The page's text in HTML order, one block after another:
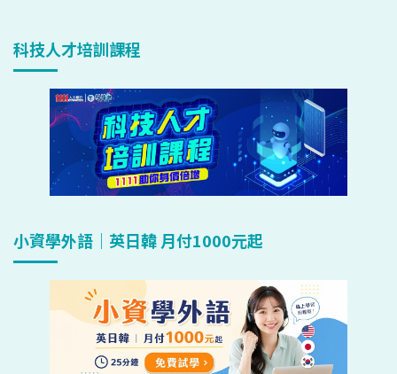
科技人才培訓課程
小資學外語｜英日韓 月付1000元起